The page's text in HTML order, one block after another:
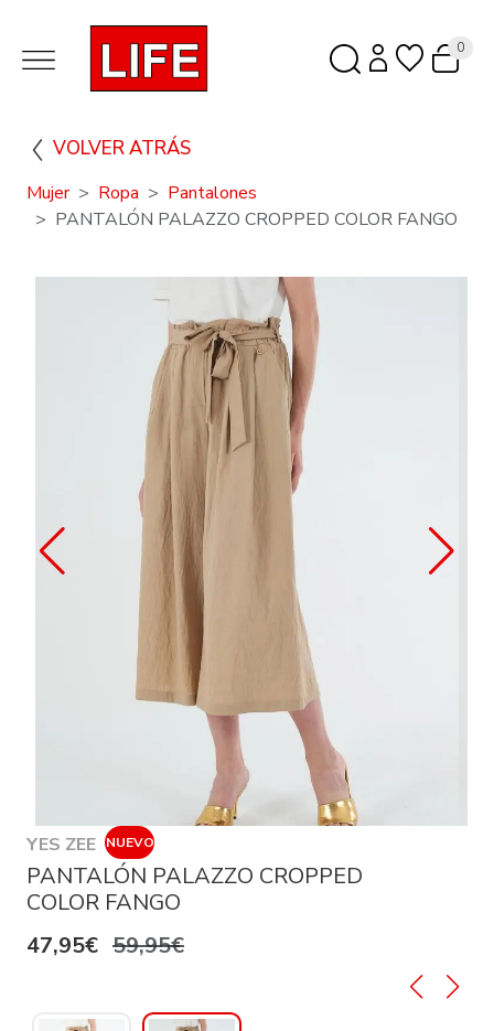
0
VOLVER ATRÁS
Mujer Ropa
Pantalones
PANTALÓN PALAZZO CROPPED COLOR FANGO
YES ZEE NUEVO
PANTALÓN PALAZZO CROPPED
COLOR FANGO
47,95€ 59,95€